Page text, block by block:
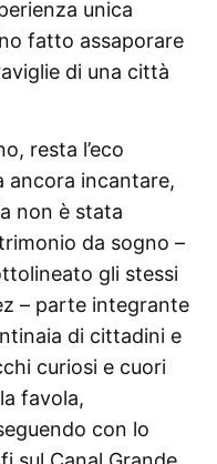
unica
fatto assaporare
di una città
resta l’eco
ancora incantare,
non è stata
da sogno –
gli stessi
– parte integrante
di cittadini e
curiosi e cuori
favola,
con lo